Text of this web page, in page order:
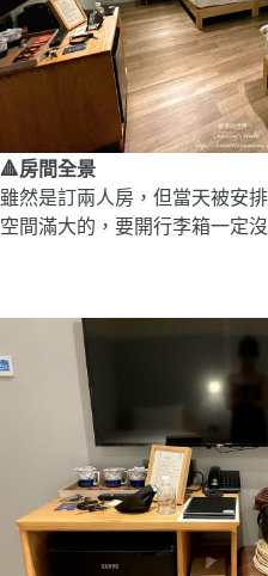
🔺房間全景
雖然是訂兩人房，但當天被安
空間滿大的，要開行李箱一定